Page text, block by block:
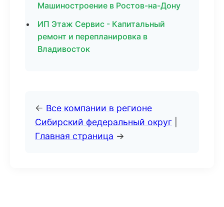
Машиностроение в Ростов-на-Дону
ИП Этаж Сервис - Капитальный
ремонт и перепланировка в
Владивосток
← Все компании в регионе
Сибирский федеральный округ
Главная страница →